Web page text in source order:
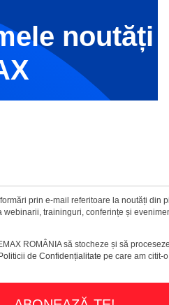
noutăți
prin e-mail referitoare la noutăți din
webinarii, traininguri, conferințe și
ROMÂNIA să stocheze și să
de Confidențialitate pe care am citit-